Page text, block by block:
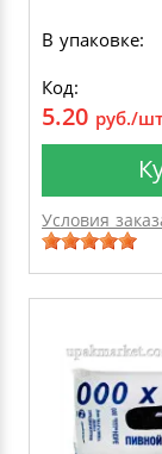
В упаковке:
Код:
5.20 руб./
Условия